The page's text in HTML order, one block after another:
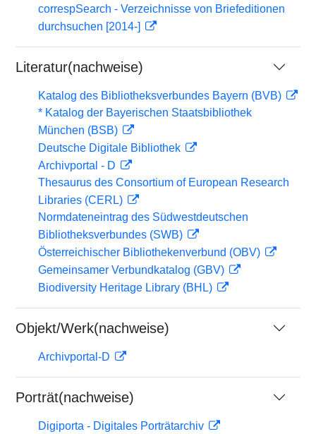
correspSearch - Verzeichnisse von Briefeditionen
durchsuchen [2014-]
Literatur(nachweise)
Katalog des Bibliotheksverbundes Bayern (BVB)
* Katalog der Bayerischen Staatsbibliothek
München (BSB)
Deutsche Digitale Bibliothek
Archivportal - D
Thesaurus des Consortium of European Research
Libraries (CERL)
Normdateneintrag des Südwestdeutschen
Bibliotheksverbundes (SWB)
Österreichischer Bibliothekenverbund (OBV)
Gemeinsamer Verbundkatalog (GBV)
Biodiversity Heritage Library (BHL)
Objekt/Werk(nachweise)
Archivportal-D
Porträt(nachweise)
Digiporta - Digitales Porträtarchiv